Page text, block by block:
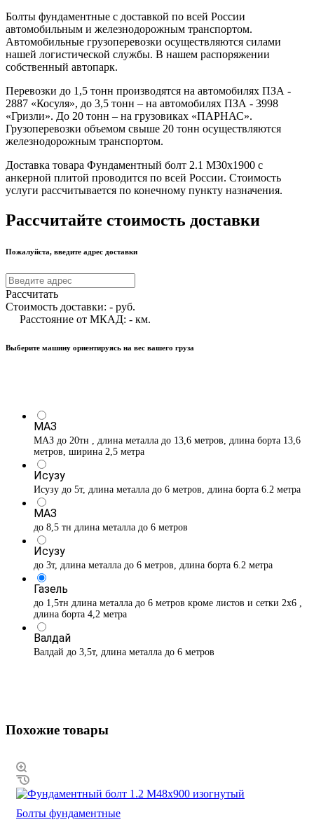
Болты фундаментные с доставкой по всей России
автомобильным и железнодорожным транспортом.
Автомобильные грузоперевозки осуществляются силами
нашей логистической службы. В нашем распоряжении
собственный автопарк.
Перевозки до 1,5 тонн производятся на автомобилях ПЗА -
2887 «Косуля», до 3,5 тонн – на автомобилях ПЗА - 3998
«Гризли». До 20 тонн – на грузовиках «ПАРНАС».
Грузоперевозки объемом свыше 20 тонн осуществляются
железнодорожным транспортом.
Доставка товара Фундаментный болт 2.1 М30х1900 с
анкерной плитой проводится по всей России. Стоимость
услуги рассчитывается по конечному пункту назначения.
Рассчитайте стоимость доставки
Пожалуйста, введите адрес доставки
Рассчитать
Стоимость доставки: - руб.
Расстояние от МКАД: - км.
Выберите машину ориентируясь на вес вашего груза
МАЗ
МАЗ до 20тн , длина металла до 13,6 метров, длина борта 13,6
метров, ширина 2,5 метра
Исузу
Исузу до 5т, длина металла до 6 метров, длина борта 6.2 метра
МАЗ
до 8,5 тн длина металла до 6 метров
Исузу
до 3т, длина металла до 6 метров, длина борта 6.2 метра
Газель
до 1,5тн длина металла до 6 метров кроме листов и сетки 2х6 ,
длина борта 4,2 метра
Валдай
Валдай до 3,5т, длина металла до 6 метров
Похожие товары
Болты фундаментные